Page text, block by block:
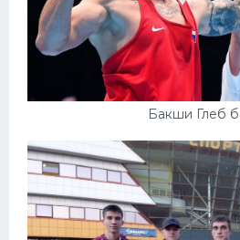
Бакши Глеб